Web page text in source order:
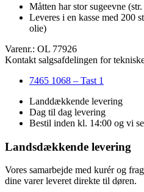
Måtten har stor sugeevne
Leveres i en kasse med 200
olie)
Varenr.: OL 77926
Kontakt salgsafdelingen for
7465 1068 – Tast 1
Landdækkende levering
Dag til dag levering
Bestil inden kl. 14:00 og vi
Landsdækkende levering
Vores samarbejde med kurér og
dine varer leveret direkte til døren.